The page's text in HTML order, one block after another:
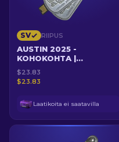
SV RIIPUS
AUSTIN 2025 -
KOHOKOHTA |
BANAANIKUNINGAS
FALLEN
$23.83
$23.83
Laatikoita ei saatavilla